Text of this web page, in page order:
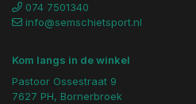
074 7501340
info@semschietsport.nl
Kom langs in de winkel
Pastoor Ossestraat 9
7627 PH, Bornerbroek